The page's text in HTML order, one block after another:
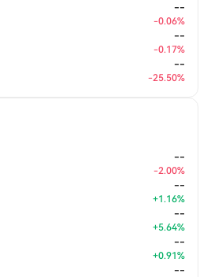
--
-0.06%
--
-0.17%
--
-25.50%
--
-2.00%
--
+1.16%
--
+5.64%
--
+0.91%
--